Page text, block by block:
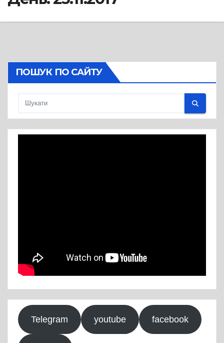
ПОШУК ПО САЙТУ
Telegram youtube facebook